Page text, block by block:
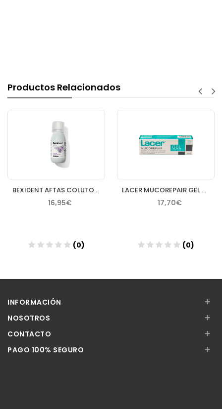
Productos Relacionados
BEXIDENT AFTAS COLUTORIO BUCAL PROTECTOR 120 ML
16,95€
(0)
LACER MUCOREPAIR GEL TOPICO 30 ML
17,70€
(0)
INFORMACIÓN +
NOSOTROS +
CONTACTO +
PAGO 100% SEGURO +